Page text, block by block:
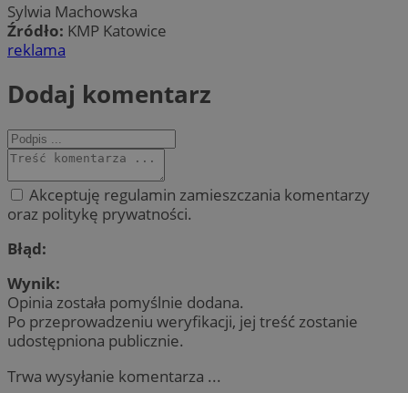
Sylwia Machowska
Źródło: KMP Katowice
reklama
Dodaj komentarz
Akceptuję regulamin zamieszczania komentarzy
oraz politykę prywatności.
Błąd:
Wynik:
Opinia została pomyślnie dodana.
Po przeprowadzeniu weryfikacji, jej treść zostanie
udostępniona publicznie.
Trwa wysyłanie komentarza ...